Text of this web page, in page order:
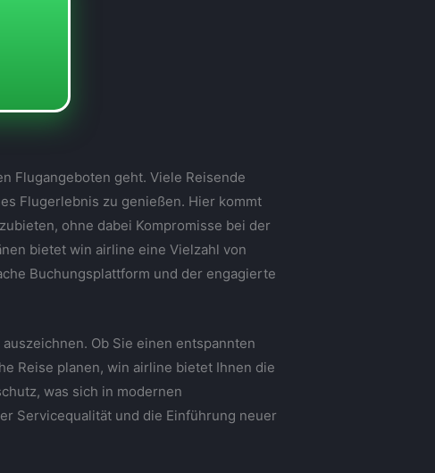
Flugangeboten geht. Viele Reisende
Flugerlebnis zu genießen. Hier kommt
ohne dabei Kompromisse bei der
bietet win airline eine Vielzahl von
Buchungsplattform und der engagierte
Ob Sie einen entspannten
Reise planen, win airline bietet Ihnen die
was sich in modernen
Servicequalität und die Einführung neuer